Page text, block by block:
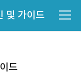
및 가이드
드